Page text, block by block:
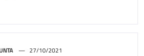
27/10/2021